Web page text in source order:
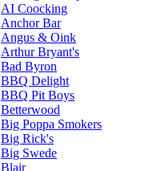
AI Coocking
Anchor Bar
Angus & Oink
Arthur Bryant's
Bad Byron
BBQ Delight
BBQ Pit Boys
Betterwood
Big Poppa Smokers
Big Rick's
Big Swede
Blair